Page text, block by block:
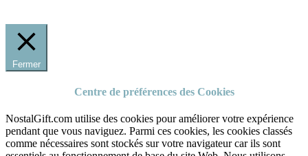
Fermer
Centre de préférences des Cookies
NostalGift.com utilise des cookies pour améliorer votre expérience
pendant que vous naviguez. Parmi ces cookies, les cookies classés
comme nécessaires sont stockés sur votre navigateur car ils sont